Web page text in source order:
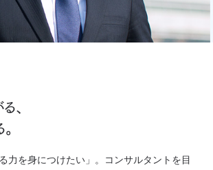
、
力を身につけたい」。コンサルタントを目